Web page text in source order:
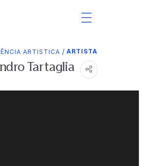
ARTISTICA / ARTISTA
Tartaglia